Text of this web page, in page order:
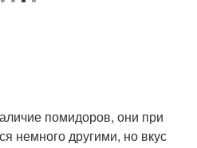
помидоров, они при
немного другими, но вкус